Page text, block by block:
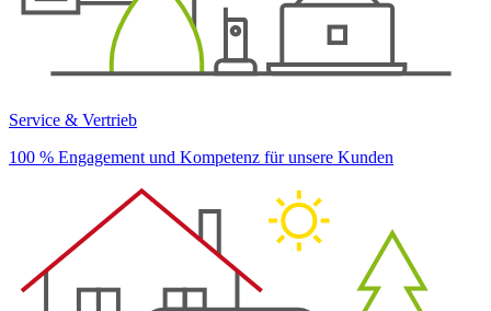
Service & Vertrieb
100 % Engagement und Kompetenz für unsere Kunden